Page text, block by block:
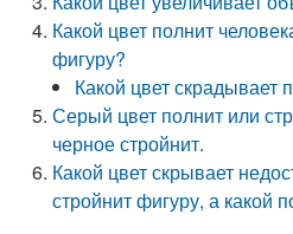
Какой цвет полнит
фигуру?
Какой цвет скрадывает
Серый цвет полнит или
черное стройнит.
Какой цвет скрывает
стройнит фигуру, а какой